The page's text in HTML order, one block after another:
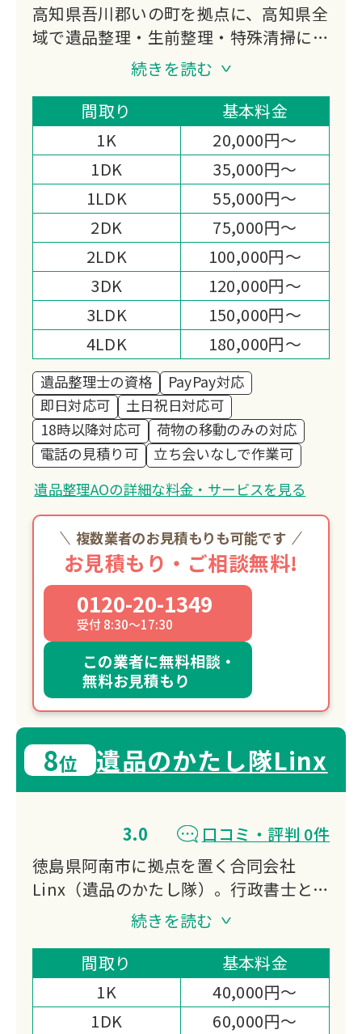
高知県吾川郡いの町を拠点に、高知県全
域で遺品整理・生前整理・特殊清掃に対
応しています。
遺品整理士の資格を持つスタッフが即
日・年中無休で動き、遺品買取から不用
品回収・消臭除菌まで担うスピーディー
な対応力と手頃な料金体制が選ばれる理
由です。
続きを読む
間取り
基本料金
1K
20,000円～
1DK
35,000円～
1LDK
55,000円～
2DK
75,000円～
2LDK
100,000円～
3DK
120,000円～
3LDK
150,000円～
4LDK
180,000円～
遺品整理士の資格
PayPay対応
即日対応可
土日祝日対応可
18時以降対応可
荷物の移動のみの対応
電話の見積り可
立ち会いなしで作業可
遺品整理AOの詳細な料金・サービスを見る
複数業者のお見積もりも可能です
お見積もり・ご相談無料!
0120-20-1349
受付 8:30～17:30
この業者に無料相談・
無料お見積もり
8位 遺品のかたし隊Linx
3.0
口コミ・評判 0件
徳島県阿南市に拠点を置く合同会社
Linx（遺品のかたし隊）。行政書士と遺
品整理士が在籍し、遺品整理から相続手
続き、物件の売却・賃貸まで一貫してサ
ポート。遠方の方も立会不要で対応可
能。徳島県内どこでも無料見積を実施し
ています。
続きを読む
間取り
基本料金
1K
40,000円～
1DK
60,000円～